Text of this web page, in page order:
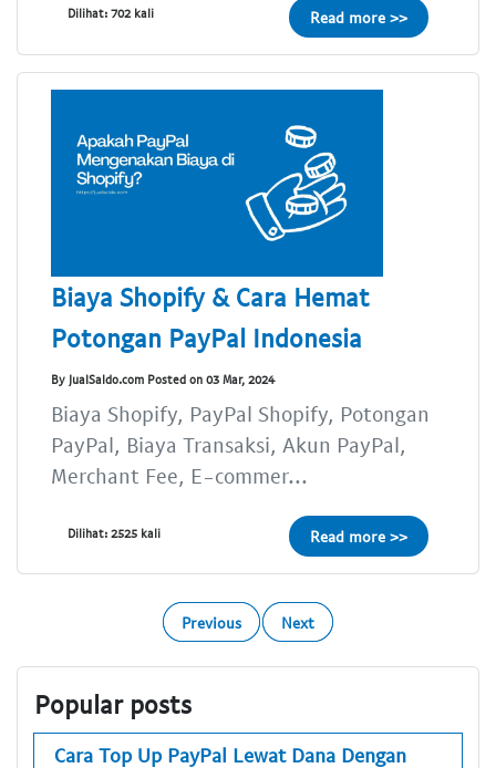
Dilihat: 702 kali Read more >>
Biaya Shopify & Cara Hemat
Potongan PayPal Indonesia
By JualSaldo.com Posted on 03 Mar, 2024
Biaya Shopify, PayPal Shopify, Potongan
PayPal, Biaya Transaksi, Akun PayPal,
Merchant Fee, E-commer...
Dilihat: 2525 kali Read more >>
Previous Next
Popular posts
Cara Top Up PayPal Lewat Dana Dengan